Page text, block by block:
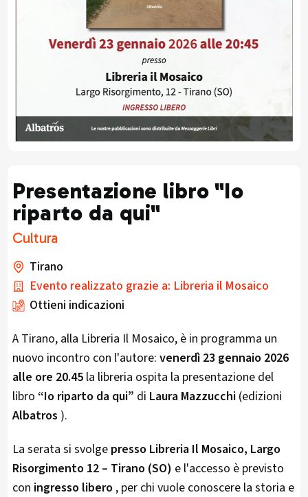
Presentazione libro "Io
riparto da qui"
Cultura
Tirano
Evento realizzato grazie a: Libreria il Mosaico
Ottieni indicazioni
A Tirano, alla Libreria Il Mosaico, è in programma un
nuovo incontro con l'autore: venerdì 23 gennaio 2026
alle ore 20.45la libreria ospita la presentazione del
libro “Io riparto da qui” di Laura Mazzucchi(edizioni
Albatros ).​
La serata si svolge presso Libreria Il Mosaico, Largo
Risorgimento 12 – Tirano (SO) e l'accesso è previsto
con ingresso libero , per chi vuole conoscere la storia e